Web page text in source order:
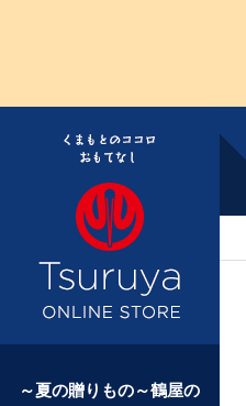
～夏の贈りもの～鶴屋の